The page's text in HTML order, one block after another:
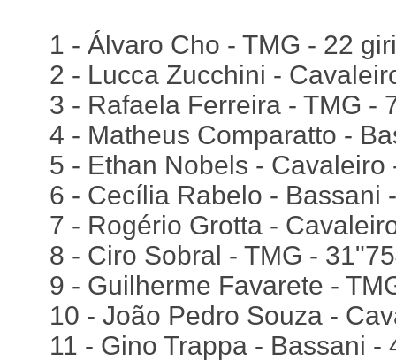
1 - Álvaro Cho - TMG - 22
2 - Lucca Zucchini -
3 - Rafaela Ferreira - TMG -
4 - Matheus Comparatto -
5 - Ethan Nobels - Cavaleiro
6 - Cecília Rabelo - Bassani
7 - Rogério Grotta -
8 - Ciro Sobral - TMG -
9 - Guilherme Favarete -
10 - João Pedro Souza -
11 - Gino Trappa - Bassani -